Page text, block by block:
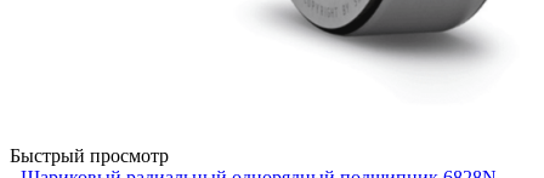
Быстрый просмотр